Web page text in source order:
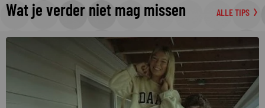
Wat je verder niet mag missen ALLE TIPS